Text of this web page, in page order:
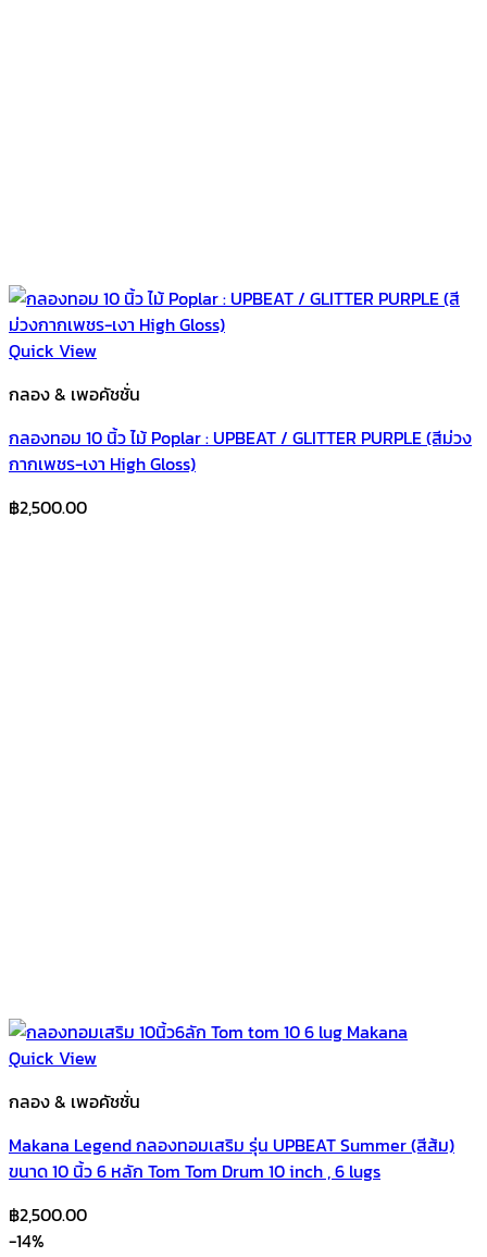
Quick View
กลอง & เพอคัชชั่น
กลองทอม 10 นิ้ว ไม้ Poplar : UPBEAT / GLITTER PURPLE (สีม่วง
กากเพชร-เงา High Gloss)
฿2,500.00
Quick View
กลอง & เพอคัชชั่น
Makana Legend กลองทอมเสริม รุ่น UPBEAT Summer (สีส้ม)
ขนาด 10 นิ้ว 6 หลัก Tom Tom Drum 10 inch , 6 lugs
฿2,500.00
-14%